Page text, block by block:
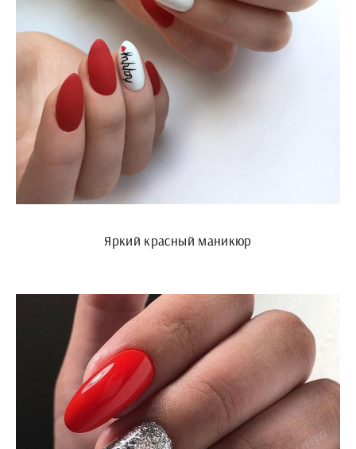
Яркий красный маникюр